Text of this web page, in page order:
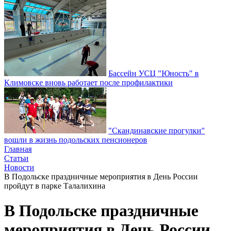
Бассейн УСЦ "Юность" в
Климовске вновь работает после профилактики
"Скандинавские прогулки"
вошли в жизнь подольских пенсионеров
Главная
Статьи
Новости
В Подольске праздничные мероприятия в День России
пройдут в парке Талалихина
В Подольске праздничные